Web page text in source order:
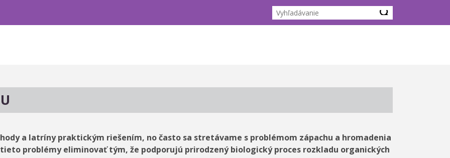
a latríny praktickým riešením, no často sa stretávame s problémom zápachu a hromadenia
problémy eliminovať tým, že podporujú prirodzený biologický proces rozkladu organických